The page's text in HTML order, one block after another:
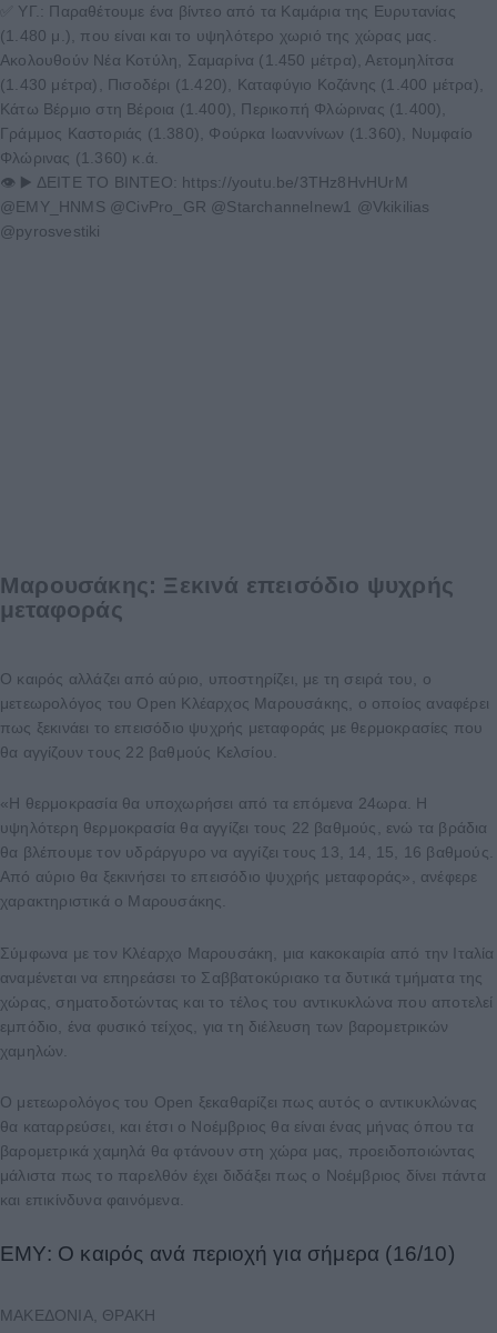
✅ ΥΓ.: Παραθέτουμε ένα βίντεο από τα Καμάρια της Ευρυτανίας
(1.480 μ.), που είναι και το υψηλότερο χωριό της χώρας μας.
Ακολουθούν Nέα Κοτύλη, Σαμαρίνα (1.450 μέτρα), Αετομηλίτσα
(1.430 μέτρα), Πισοδέρι (1.420), Καταφύγιο Κοζάνης (1.400 μέτρα),
Κάτω Βέρμιο στη Βέροια (1.400), Περικοπή Φλώρινας (1.400),
Γράμμος Καστοριάς (1.380), Φούρκα Ιωαννίνων (1.360), Νυμφαίο
Φλώρινας (1.360) κ.ά.
👁️‍ ▶️ ΔΕΙΤΕ ΤΟ ΒΙΝΤΕΟ: https://youtu.be/3THz8HvHUrM
@EMY_HNMS @CivPro_GR @Starchannelnew1 @Vkikilias
@pyrosvestiki
Μαρουσάκης: Ξεκινά επεισόδιο ψυχρής
μεταφοράς
Ο καιρός αλλάζει από αύριο, υποστηρίζει, με τη σειρά του, ο
μετεωρολόγος του Open Κλέαρχος Μαρουσάκης, ο οποίος αναφέρει
πως ξεκινάει το επεισόδιο ψυχρής μεταφοράς με θερμοκρασίες που
θα αγγίζουν τους 22 βαθμούς Κελσίου.
«Η θερμοκρασία θα υποχωρήσει από τα επόμενα 24ωρα. Η
υψηλότερη θερμοκρασία θα αγγίζει τους 22 βαθμούς, ενώ τα βράδια
θα βλέπουμε τον υδράργυρο να αγγίζει τους 13, 14, 15, 16 βαθμούς.
Από αύριο θα ξεκινήσει το επεισόδιο ψυχρής μεταφοράς», ανέφερε
χαρακτηριστικά ο Μαρουσάκης.
Σύμφωνα με τον Κλέαρχο Μαρουσάκη, μια κακοκαιρία από την Ιταλία
αναμένεται να επηρεάσει το Σαββατοκύριακο τα δυτικά τμήματα της
χώρας, σηματοδοτώντας και το τέλος του αντικυκλώνα που αποτελεί
εμπόδιο, ένα φυσικό τείχος, για τη διέλευση των βαρομετρικών
χαμηλών.
Ο μετεωρολόγος του Open ξεκαθαρίζει πως αυτός ο αντικυκλώνας
θα καταρρεύσει, και έτσι ο Νοέμβριος θα είναι ένας μήνας όπου τα
βαρομετρικά χαμηλά θα φτάνουν στη χώρα μας, προειδοποιώντας
μάλιστα πως το παρελθόν έχει διδάξει πως ο Νοέμβριος δίνει πάντα
και επικίνδυνα φαινόμενα.
ΕΜΥ: Ο καιρός ανά περιοχή για σήμερα (16/10)
ΜΑΚΕΔΟΝΙΑ, ΘΡΑΚΗ